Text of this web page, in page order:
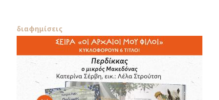
διαφημίσεις